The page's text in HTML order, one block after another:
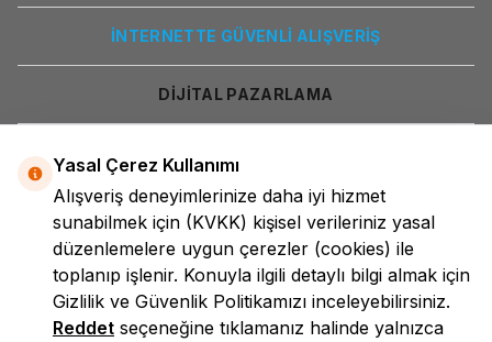
İNTERNETTE GÜVENLİ ALIŞVERİŞ
DİJİTAL PAZARLAMA
LokmanAVM
Yasal Çerez Kullanımı
Alışveriş deneyimlerinize daha iyi hizmet
sunabilmek için (KVKK) kişisel verileriniz yasal
düzenlemelere uygun çerezler (cookies) ile
toplanıp işlenir. Konuyla ilgili detaylı bilgi almak için
Gizlilik ve Güvenlik Politikamızı inceleyebilirsiniz.
Reddet seçeneğine tıklamanız halinde yalnızca